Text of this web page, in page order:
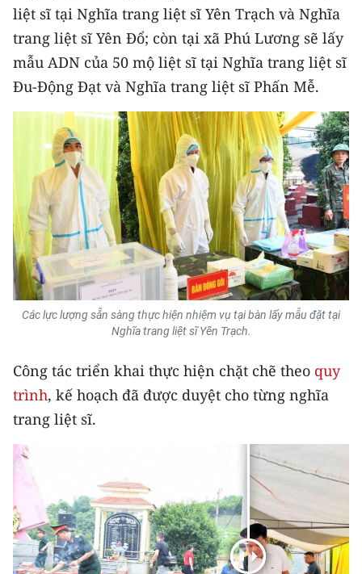
Media Kinh tế
Media Văn hóa
Media Xã hội
Media Pháp luật
Media Du lịch
Media Thế giới
Media Thể thao
Media Giáo dục
Media Y tế
Media Khoa học - Công nghệ
Media Môi trường
Ảnh
TIN ĐỊA PHƯƠNG
Trung du và miền núi phía Bắc
liệt sĩ tại Nghĩa trang liệt sĩ Yên Trạch và Nghĩa
trang liệt sĩ Yên Đổ; còn tại xã Phú Lương sẽ lấy
mẫu ADN của 50 mộ liệt sĩ tại Nghĩa trang liệt sĩ
Đu-Động Đạt và Nghĩa trang liệt sĩ Phấn Mễ.
Các lực lượng sẵn sàng thực hiện nhiệm vụ tại bàn lấy mẫu đặt tại
Nghĩa trang liệt sĩ Yên Trạch.
Công tác triển khai thực hiện chặt chẽ theo quy
trình, kế hoạch đã được duyệt cho từng nghĩa
trang liệt sĩ.